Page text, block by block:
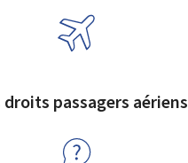
passagers aériens